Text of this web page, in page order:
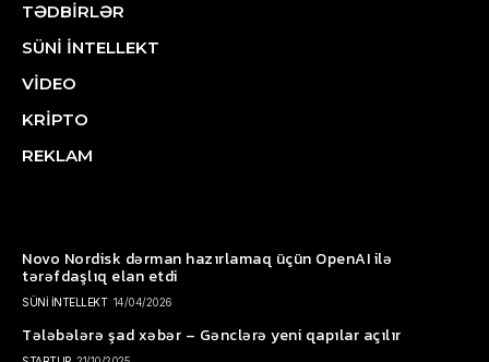
TƏDBİRLƏR
SÜNİ İNTELLEKT
VİDEO
KRİPTO
REKLAM
Novo Nordisk dərman hazırlamaq üçün OpenAI ilə
tərəfdaşlıq elan etdi
SÜNİ İNTELLEKT 14/04/2026
Tələbələrə şad xəbər – Gənclərə yeni qapılar açılır